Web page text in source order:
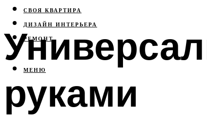
СВОЯ КВАРТИРА
ДИЗАЙН ИНТЕРЬЕРА
РЕМОНТ
МЕНЮ
руками